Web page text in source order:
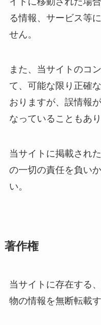
る情報、サービス等
せん。
また、当サイトのコ
て、可能な限り正確
おりますが、誤情報
なっていることもあり
当サイトに掲載され
の一切の責任を負い
い。
著作権
当サイトに存在する
物の情報を無断転載